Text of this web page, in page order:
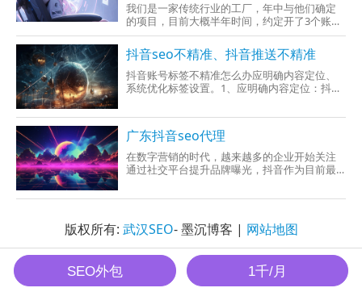
我们是一家传统行业的工厂，年中与他们确定
的项目，目前大概半年时间，约定开了3个账
号，目前已经发了1300多个视频，关键词已经
有3千多一点，每天都有变化的，转化这一块目
前接到了十几个咨询，对我们这种B端项目来说
还凑合抖音seo是什么？怎么做？（详解）揭秘
抖音SEO：搜索优化
抖音seo不精准、抖音推送不精准
抖音账号标签不精准怎么办应明确内容定位、
系统优化标签设置。1、应明确内容定位：抖音
域和方向，不需要对自己的兴趣爱好、专业背
景、特长等方面参与深入分析，并加强市场需
求通过选
广东抖音seo代理
在数字营销的时代，越来越多的企业开始关注
通过社交平台提升品牌曝光，抖音作为目前最
品推广的一
版权所有: 武汉SEO- 墨沉博客 | 网站地图
墨沉SEO All Rights Reserved.
SEO外包 1千/月